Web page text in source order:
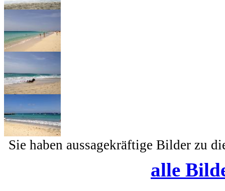
Sie haben aussagekräftige Bilder zu
alle